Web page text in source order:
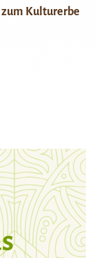
zum Kulturerbe